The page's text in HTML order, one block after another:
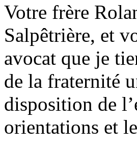
Votre frère
Salpêtrière, et
avocat que je
de la fraternité
disposition de
orientations et